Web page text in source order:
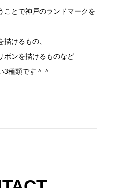
ことで神戸のランドマークを
けるもの、
ボンを描けるものなど
3種類です＾＾